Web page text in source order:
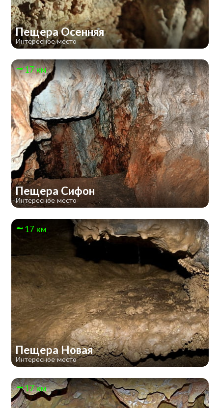
Пещера Осенняя
Интересное место
17 км
Пещера Сифон
Интересное место
17 км
Пещера Новая
Интересное место
17 км